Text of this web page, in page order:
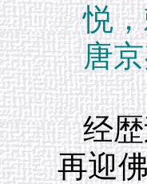
悦
唐
经
再迎